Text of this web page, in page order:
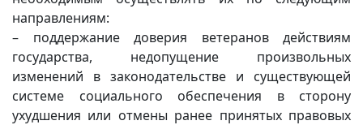
направлениям:
– поддержание доверия ветеранов действиям
государства, недопущение произвольных
изменений в законодательстве и существующей
системе социального обеспечения в сторону
ухудшения или отмены ранее принятых правовых